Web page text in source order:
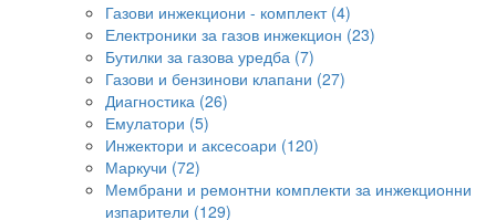
Газови инжекциони - комплект (4)
Електроники за газов инжекцион (23)
Бутилки за газова уредба (7)
Газови и бензинови клапани (27)
Диагностика (26)
Емулатори (5)
Инжектори и аксесоари (120)
Маркучи (72)
Мембрани и ремонтни комплекти за инжекционни
изпарители (129)